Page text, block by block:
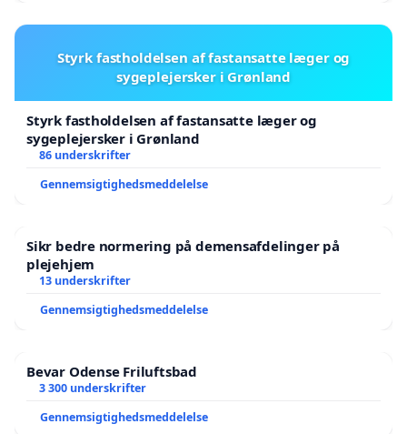
Styrk fastholdelsen af fastansatte læger og
sygeplejersker i Grønland
Styrk fastholdelsen af fastansatte læger og
sygeplejersker i Grønland
86 underskrifter
Gennemsigtighedsmeddelelse
Sikr bedre normering på demensafdelinger på
plejehjem
13 underskrifter
Gennemsigtighedsmeddelelse
Bevar Odense Friluftsbad
3 300 underskrifter
Gennemsigtighedsmeddelelse